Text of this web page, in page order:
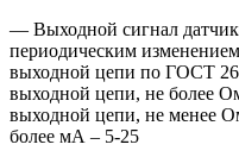
— Выходной сигнал
периодическим
выходной цепи по ГОСТ
выходной цепи, не более
выходной цепи, не менее
более мА – 5-25